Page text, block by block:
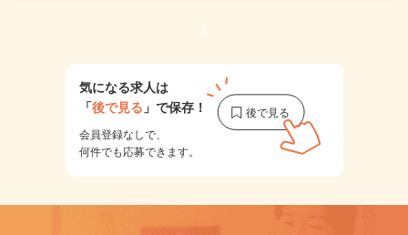
1
気になる求人は
「後で見る 」で保存！
会員登録なしで、
何件でも応募できます。